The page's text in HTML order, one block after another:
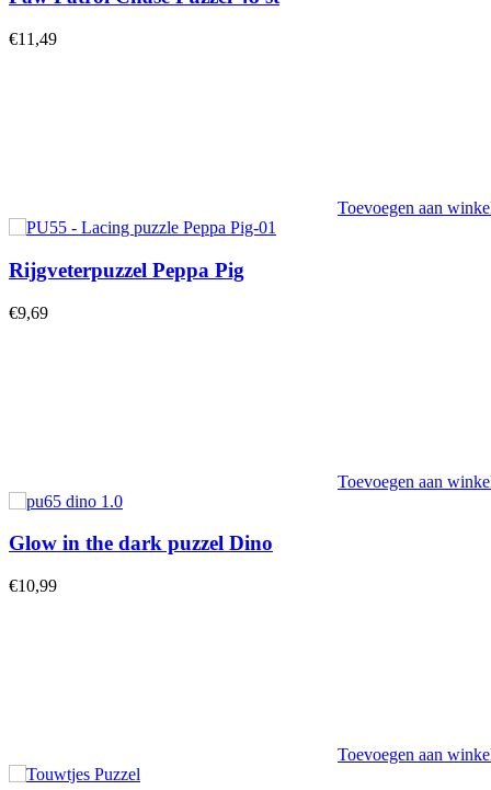
€11,49
Toevoegen aan
Rijgveterpuzzel Peppa Pig
€9,69
Toevoegen aan
Glow in the dark puzzel Dino
€10,99
Toevoegen aan